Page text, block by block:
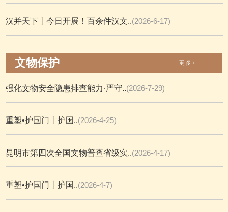
汉并天下丨今日开展！百余件汉文..(2026-6-17)
文物保护 更 多 +
强化文物安全隐患排查能力·严守..(2026-7-29)
重塑•护国门丨护国..(2026-4-25)
昆明市第四次全国文物普查省级实..(2026-4-17)
重塑•护国门丨护国..(2026-4-7)